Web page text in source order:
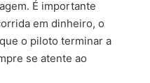
É importante
em dinheiro, o
o piloto terminar a
se atente ao